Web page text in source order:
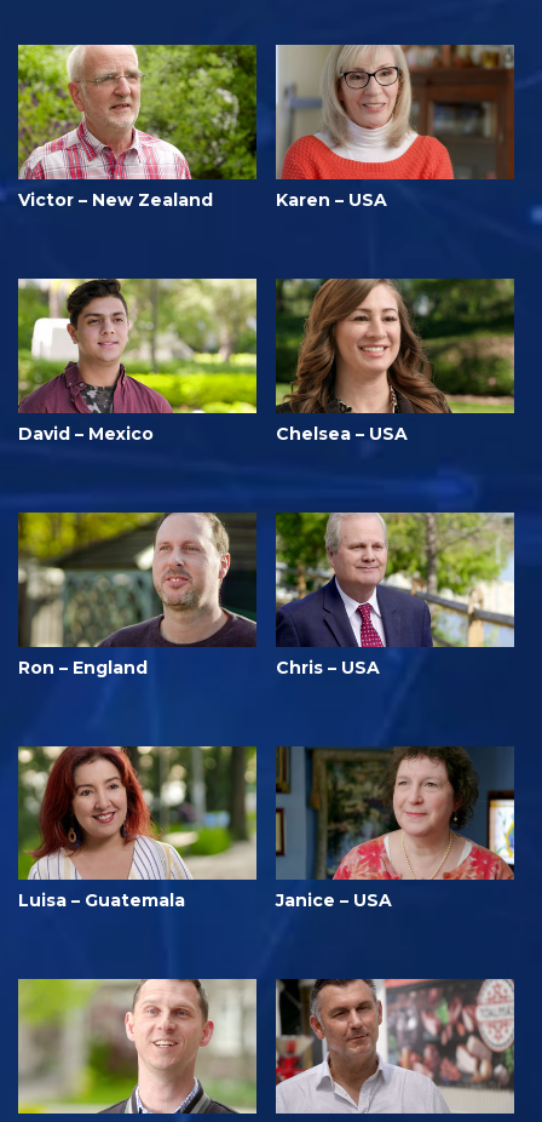
Victor – New Zealand Karen – USA
David – Mexico Chelsea – USA
Ron – England Chris – USA
Luisa – Guatemala Janice – USA